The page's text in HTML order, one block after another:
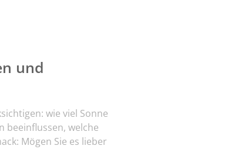
und
wie viel Sonne
beeinflussen, welche
Mögen Sie es lieber